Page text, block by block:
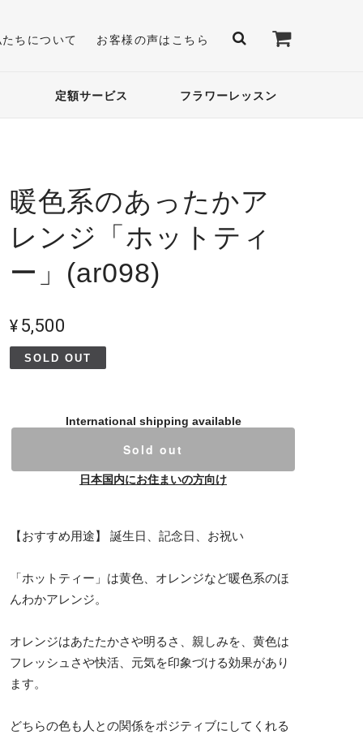
たちについて お客様の声はこちら
定額サービス フラワーレッスン
暖色系のあったかア
レンジ「ホットティ
ー」(ar098)
¥5,500
SOLD OUT
International shipping available
Sold out
日本国内にお住まいの方向け
【おすすめ用途】 誕生日、記念日、お祝い
「ホットティー」は黄色、オレンジなど暖色系のほ
んわかアレンジ。
オレンジはあたたかさや明るさ、親しみを、黄色は
フレッシュさや快活、元気を印象づける効果があり
ます。
どちらの色も人との関係をポジティブにしてくれる